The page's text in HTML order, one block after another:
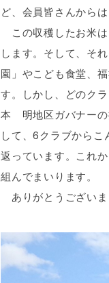
ど、会員皆さんから
この収穫したお米
します。そして、そ
園」やこども食堂、
す。しかし、どのク
本 明地区ガバナーの
して、6クラブから
返っています。これ
組んでまいります。
ありがとうござい